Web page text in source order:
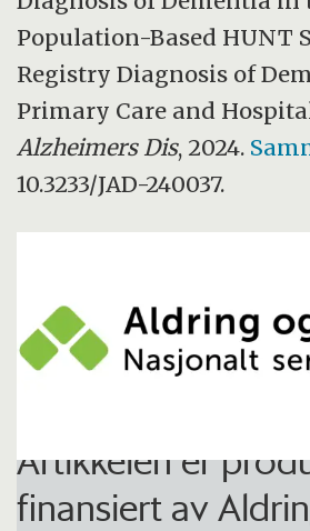
Population-Based HUNT
Registry Diagnosis of
Primary Care and
Alzheimers Dis, 2024.
10.3233/JAD-240037.
Artikkelen er
finansiert av